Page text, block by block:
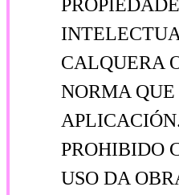
PROPIEDADE
CALQUERA
NORMA
PROHIBIDO
USO DA